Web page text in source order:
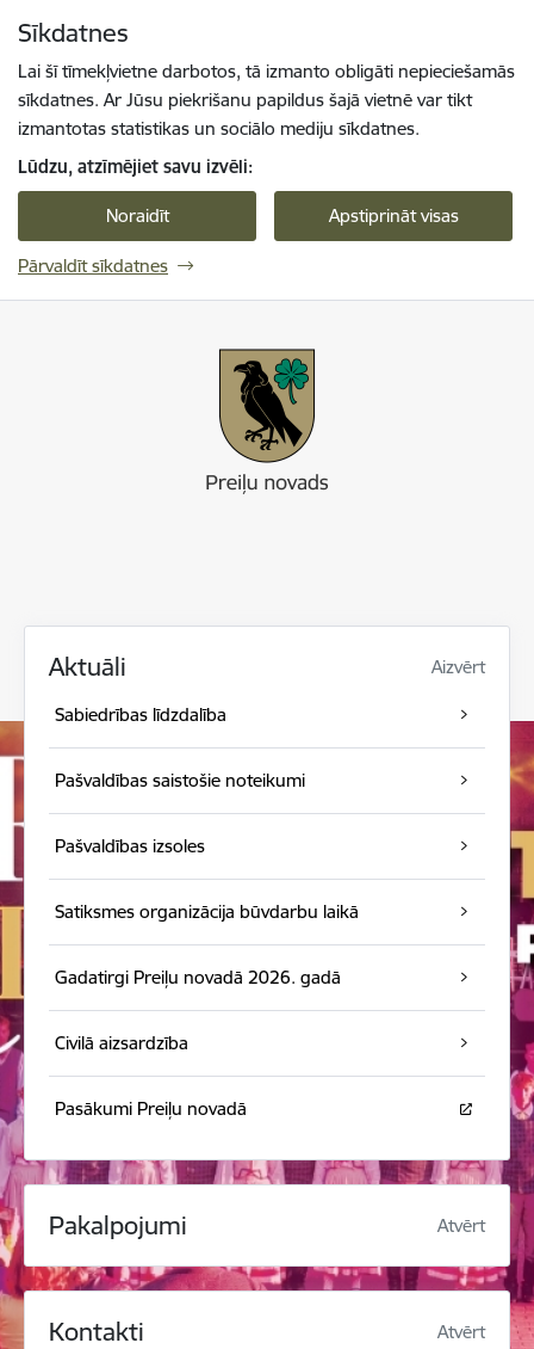
Sīkdatnes
Lai šī tīmekļvietne darbotos, tā izmanto obligāti nepieciešamās
sīkdatnes. Ar Jūsu piekrišanu papildus šajā vietnē var tikt
izmantotas statistikas un sociālo mediju sīkdatnes.
Lūdzu, atzīmējiet savu izvēli:
Noraidīt Apstiprināt visas
Pārvaldīt sīkdatnes
Aktuāli Aizvērt
Sabiedrības līdzdalība
Pašvaldības saistošie noteikumi
Pašvaldības izsoles
Satiksmes organizācija būvdarbu laikā
Gadatirgi Preiļu novadā 2026. gadā
Civilā aizsardzība
Pasākumi Preiļu novadā
Pakalpojumi Atvērt
Kontakti Atvērt